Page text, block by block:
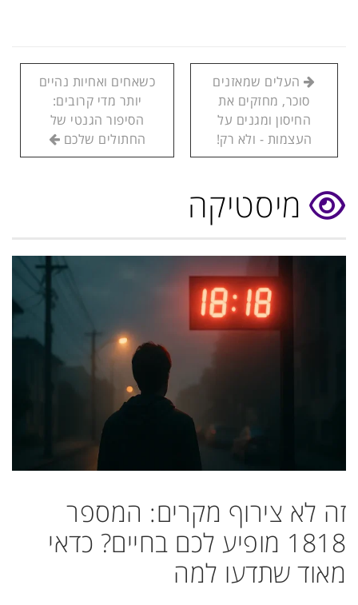
העלים שמאזנים
סוכר, מחזקים את
החיסון ומגנים על
העצמות - ולא רק!
כשאחים ואחיות נהיים
יותר מדי קרובים:
הסיפור הגנטי של
החתולים שלכם
מיסטיקה
זה לא צירוף מקרים: המספר
1818 מופיע לכם בחיים? כדאי
מאוד שתדעו למה